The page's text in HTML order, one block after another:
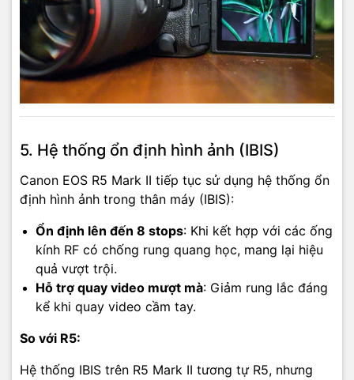
5. Hệ thống ổn định hình ảnh (IBIS)
Canon EOS R5 Mark II tiếp tục sử dụng hệ thống ổn
định hình ảnh trong thân máy (IBIS):
Ổn định lên đến 8 stops: Khi kết hợp với các ống
kính RF có chống rung quang học, mang lại hiệu
quả vượt trội.
Hỗ trợ quay video mượt mà: Giảm rung lắc đáng
kể khi quay video cầm tay.
So với R5:
Hệ thống IBIS trên R5 Mark II tương tự R5, nhưng